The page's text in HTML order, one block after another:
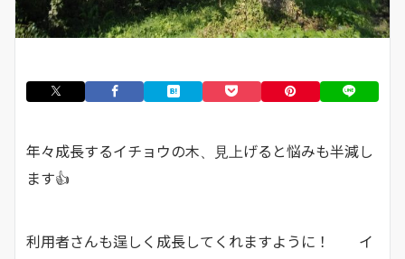
年々成長するイチョウの木、見上げると悩みも半減し
ます👍
利用者さんも逞しく成長してくれますように！ イ